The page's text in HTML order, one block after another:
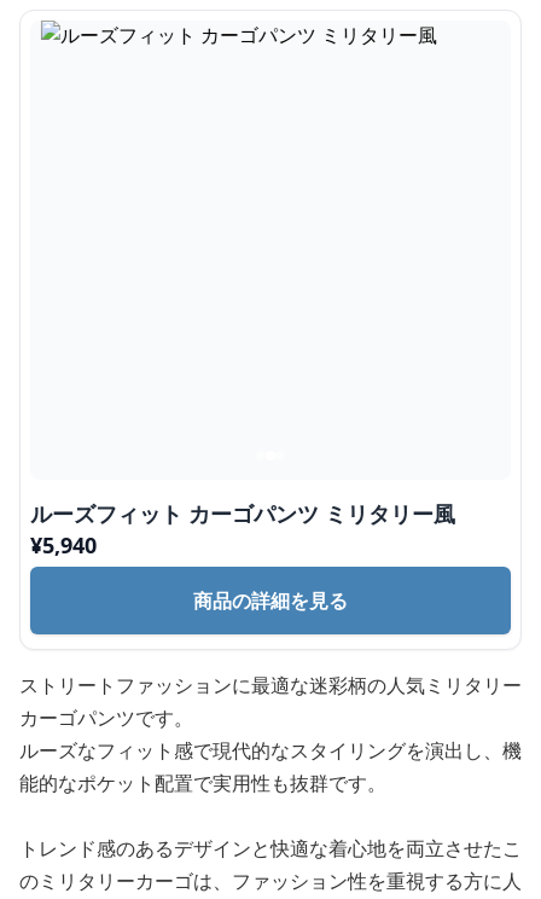
ルーズフィット カーゴパンツ ミリタリー風
¥5,940
商品の詳細を見る
ストリートファッションに最適な迷彩柄の人気ミリタリー
カーゴパンツです。
ルーズなフィット感で現代的なスタイリングを演出し、機
能的なポケット配置で実用性も抜群です。
トレンド感のあるデザインと快適な着心地を両立させたこ
のミリタリーカーゴは、ファッション性を重視する方に人